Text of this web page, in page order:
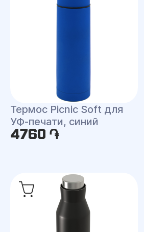
Термос Picnic Soft для
УФ-печати, синий
4760 ֏